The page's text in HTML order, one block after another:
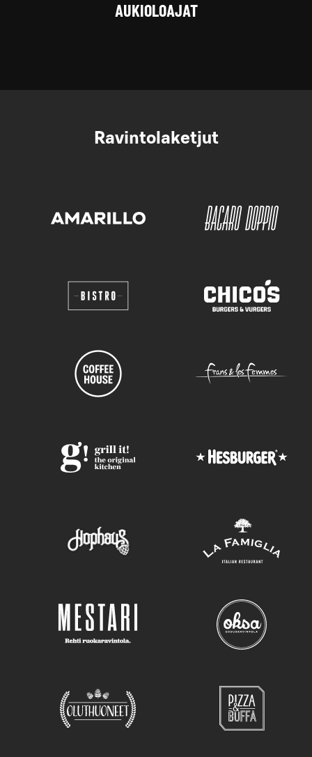
AUKIOLOAJAT
Ravintolaketjut